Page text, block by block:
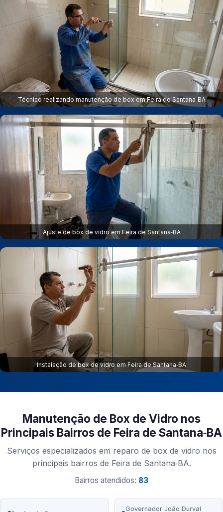
Técnico realizando manutenção de box em Feira de Santana‑BA
Ajuste de box de vidro em Feira de Santana‑BA
Instalação de box de vidro em Feira de Santana‑BA
Manutenção de Box de Vidro nos
Principais Bairros de Feira de Santana‑BA
Serviços especializados em reparo de box de vidro nos
principais bairros de Feira de Santana‑BA.
Bairros atendidos: 83
Governador João Durval